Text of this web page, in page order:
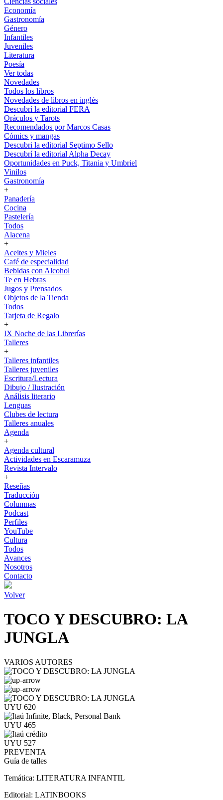
Economía
Gastronomía
Género
Infantiles
Juveniles
Literatura
Poesía
Ver todas
Novedades
Todos los libros
Novedades de libros en inglés
Descubrí la editorial FERA
Oráculos y Tarots
Recomendados por Marcos Casas
Cómics y mangas
Descubri la editorial Septimo Sello
Descubrí la editorial Alpha Decay
Oportunidades en Puck, Titania y Umbriel
Vinilos
Gastronomía
+
Panadería
Cocina
Pastelería
Todos
Alacena
+
Aceites y Mieles
Café de especialidad
Bebidas con Alcohol
Te en Hebras
Jugos y Prensados
Objetos de la Tienda
Todos
Tarjeta de Regalo
+
IX Noche de las Librerías
Talleres
+
Talleres infantiles
Talleres juveniles
Escritura/Lectura
Dibujo / Ilustración
Análisis literario
Lenguas
Clubes de lectura
Talleres anuales
Agenda
+
Agenda cultural
Actividades en Escaramuza
Revista Intervalo
+
Reseñas
Traducción
Columnas
Podcast
Perfiles
YouTube
Cultura
Todos
Avances
Nosotros
Contacto
Volver
TOCO Y DESCUBRO: LA
JUNGLA
VARIOS AUTORES
UYU 620
UYU 465
UYU 527
PREVENTA
Guía de talles
Temática: LITERATURA INFANTIL
Editorial: LATINBOOKS